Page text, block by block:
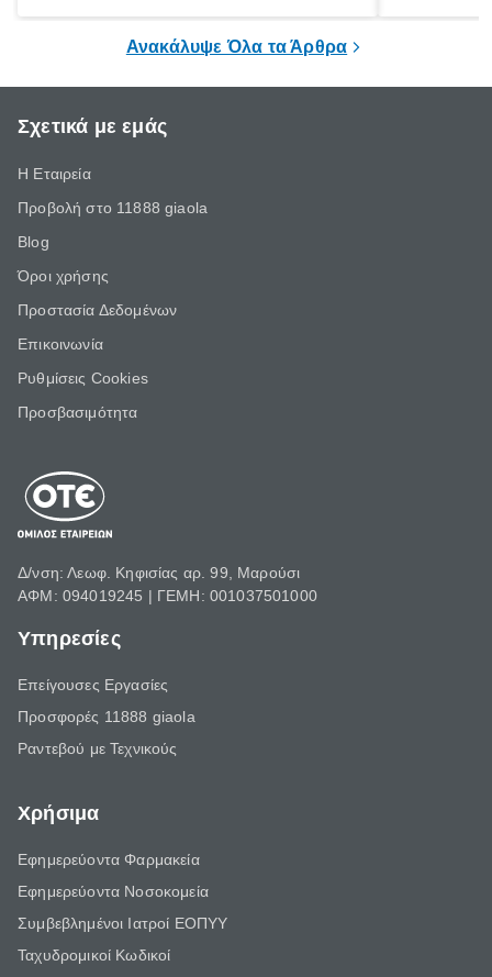
Ανακάλυψε Όλα τα Άρθρα
Σχετικά με εμάς
Η Εταιρεία
Προβολή στο 11888 giaola
Blog
Όροι χρήσης
Προστασία Δεδομένων
Επικοινωνία
Ρυθμίσεις Cookies
Προσβασιμότητα
Δ/νση: Λεωφ. Κηφισίας αρ. 99, Μαρούσι
ΑΦΜ: 094019245 | ΓΕΜΗ: 001037501000
Υπηρεσίες
Επείγουσες Εργασίες
Προσφορές 11888 giaola
Ραντεβού με Τεχνικούς
Χρήσιμα
Εφημερεύοντα Φαρμακεία
Εφημερεύοντα Νοσοκομεία
Συμβεβλημένοι Ιατροί ΕΟΠΥΥ
Ταχυδρομικοί Κωδικοί